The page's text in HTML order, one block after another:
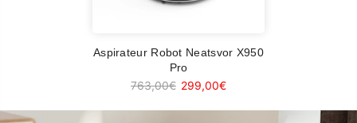
Aspirateur Robot Neatsvor X950
Pro
763,00€ 299,00€